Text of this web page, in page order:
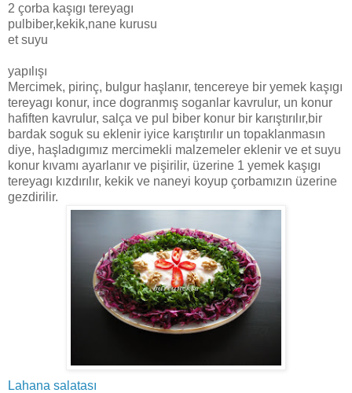
2 çorba kaşıgı tereyagı
pulbiber,kekik,nane kurusu
et suyu
yapılışı
Mercimek, pirinç, bulgur haşlanır, tencereye bir yemek kaşıgı
tereyagı konur, ince dogranmış soganlar kavrulur, un konur
hafiften kavrulur, salça ve pul biber konur bir karıştırılır,bir
bardak soguk su eklenir iyice karıştırılır un topaklanmasın
diye, haşladıgımız mercimekli malzemeler eklenir ve et suyu
konur kıvamı ayarlanır ve pişirilir, üzerine 1 yemek kaşıgı
tereyagı kızdırılır, kekik ve naneyi koyup çorbamızın üzerine
gezdirilir.
Lahana salatası